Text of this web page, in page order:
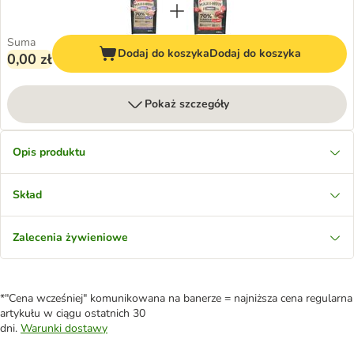
Suma
0,00 zł Dodaj do koszykaDodaj do koszyka
Pokaż szczegóły
Opis produktu
Skład
Zalecenia żywieniowe
*"Cena wcześniej" komunikowana na banerze = najniższa cena regularna
artykułu w ciągu ostatnich 30
dni. Warunki dostawy